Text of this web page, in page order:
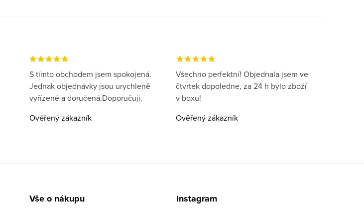
S tímto obchodem jsem spokojená.
Jednak objednávky jsou urychleně
vyřízené a doručená.Doporučuji.
Ověřený zákazník
Všechno perfektní! Objednala jsem ve
čtvrtek dopoledne, za 24 h bylo zboží
v boxu!
Ověřený zákazník
Vše o nákupu Instagram